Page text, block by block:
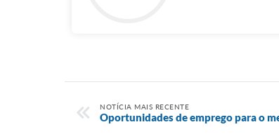
NOTÍCIA MAIS RECENTE
Oportunidades de emprego para o